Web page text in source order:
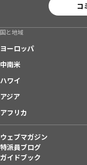
コ
国と地域
ヨーロッパ
中南米
ハワイ
アジア
アフリカ
ウェブマガジン
特派員ブログ
ガイドブック